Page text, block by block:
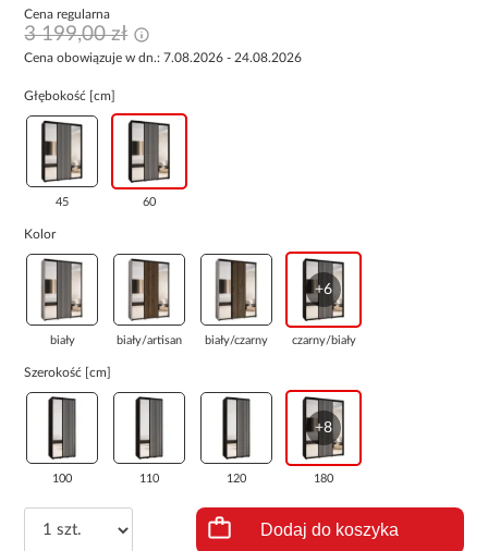
Cena regularna
3 199,00 zł
Cena obowiązuje w dn.: 7.08.2026 - 24.08.2026
Głębokość [cm]
45 60
Kolor
biały biały/artisan biały/czarny
+6
czarny/biały
Szerokość [cm]
100 110 120
+8
180
Dodaj do koszyka